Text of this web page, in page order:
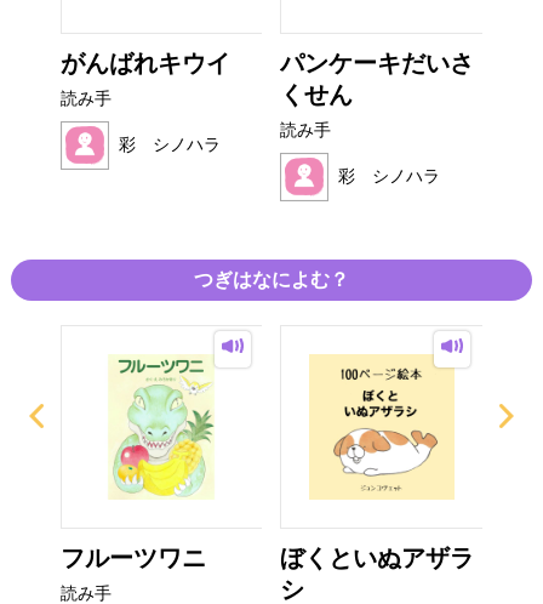
がんばれキウイ
読み手
彩 シノハラ
パンケーキだいさ
くせん
読み手
彩 シノハラ
つぎはなによむ？
フルーツワニ
読み手
ぼくといぬアザラ
シ